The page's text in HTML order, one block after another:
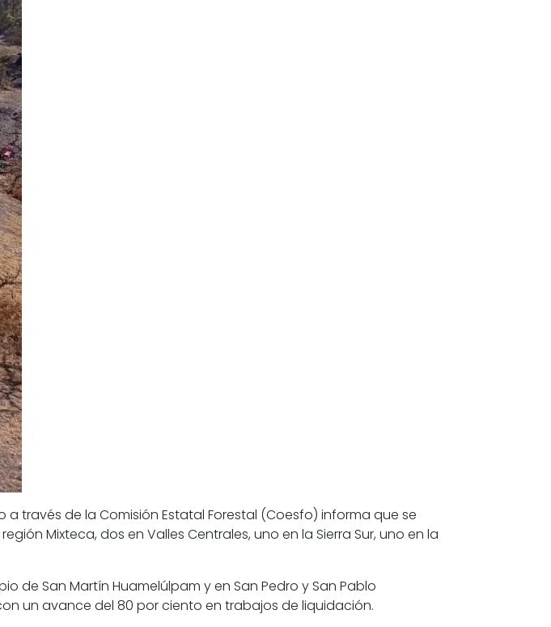
a través de la Comisión Estatal Forestal (Coesfo) informa que se
Mixteca, dos en Valles Centrales, uno en la Sierra Sur, uno en la
de San Martín Huamelúlpam y en San Pedro y San Pablo
un avance del 80 por ciento en trabajos de liquidación.